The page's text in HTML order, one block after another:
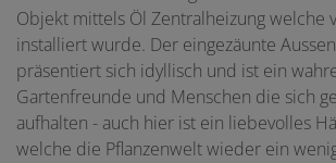
Objekt mittels Öl Zentralheizung welche
installiert wurde. Der eingezäunte
präsentiert sich idyllisch und ist ein
Gartenfreunde und Menschen die sich
aufhalten - auch hier ist ein liebevolles
welche die Pflanzenwelt wieder ein